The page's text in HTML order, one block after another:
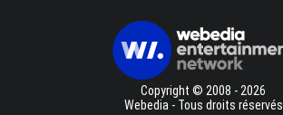
Copyright © 2008 - 2026
Webedia - Tous droits réservés